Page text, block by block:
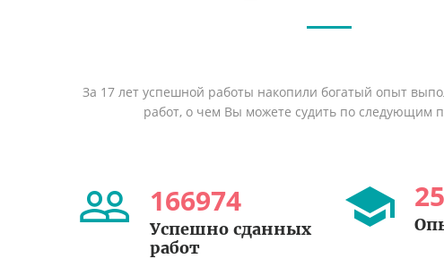
За 17 лет успешной работы накопили богатый опыт
работ, о чем Вы можете судить по следующим
166974
Успешно сданных
работ